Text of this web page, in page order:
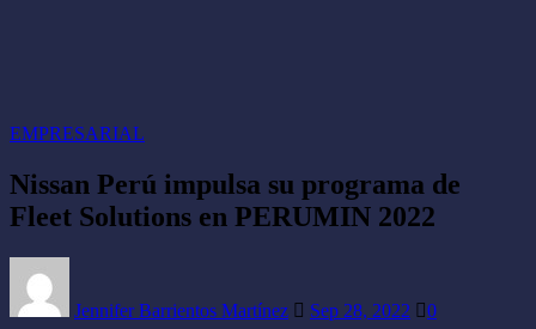
EMPRESARIAL
Nissan Perú impulsa su programa de
Fleet Solutions en PERUMIN 2022
Jennifer Barrientos Martínez Sep 28, 2022 0